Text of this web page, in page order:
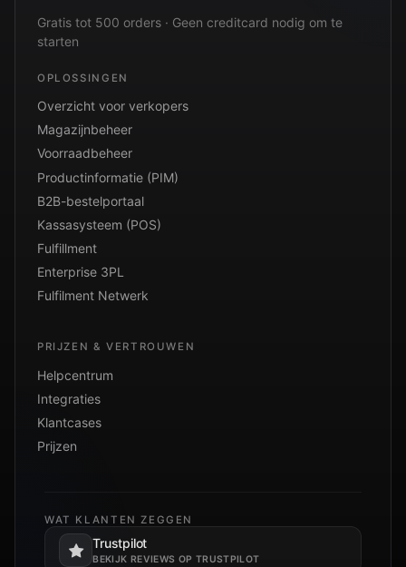
Gratis tot 500 orders · Geen creditcard nodig om te
starten
OPLOSSINGEN
Overzicht voor verkopers
Magazijnbeheer
Voorraadbeheer
Productinformatie (PIM)
B2B-bestelportaal
Kassasysteem (POS)
Fulfillment
Enterprise 3PL
Fulfilment Netwerk
PRIJZEN & VERTROUWEN
Helpcentrum
Integraties
Klantcases
Prijzen
WAT KLANTEN ZEGGEN
Trustpilot
BEKIJK REVIEWS OP TRUSTPILOT
Opent in een nieuw tabblad.